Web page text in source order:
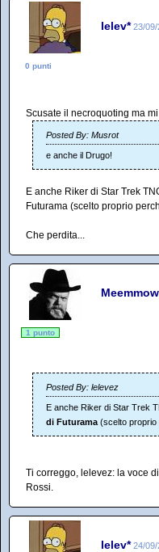
lelev* 23/
0 punti
Scusate il necroquoting ma
Posted By: Musrot
e anche il Drugo!
E anche Riker di Star Trek
Futurama (scelto proprio
Che perdita...
Meemmow
1 punto
Posted By: lelevez
E anche Riker di Star Trek
di Futurama (scelto proprio
Ti correggo, lelevez: la voce
Rossi.
lelev* 24/